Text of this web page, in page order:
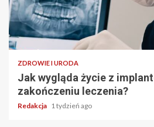
ZDROWIE I URODA
Jak wygląda życie z
zakończeniu leczenia?
Redakcja 1 tydzień ago